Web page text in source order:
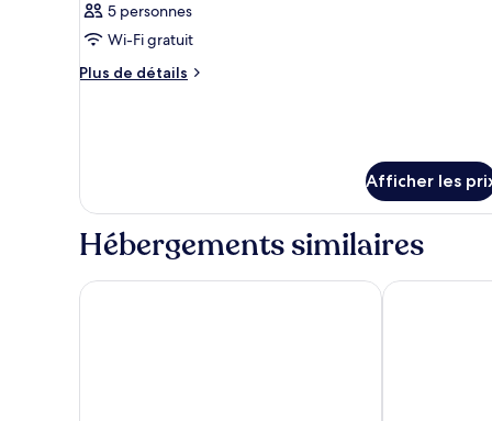
5 personnes
Wi-Fi gratuit
Plus de détails
Plus
Afficher les
Hébergements similaires
Best Western Bordentown Inn Red Roof Inn